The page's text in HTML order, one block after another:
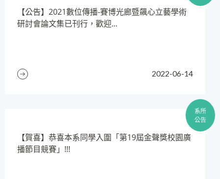
2022-06-14
【公告】2021數位傳播-賽博光廊暨飆心立藝學術
研討會論文集已刊行，歡迎...
系所
公告
【賀喜】恭喜本系同學入圍「第19屆金聲獎校園廣
播節目競賽」!!!